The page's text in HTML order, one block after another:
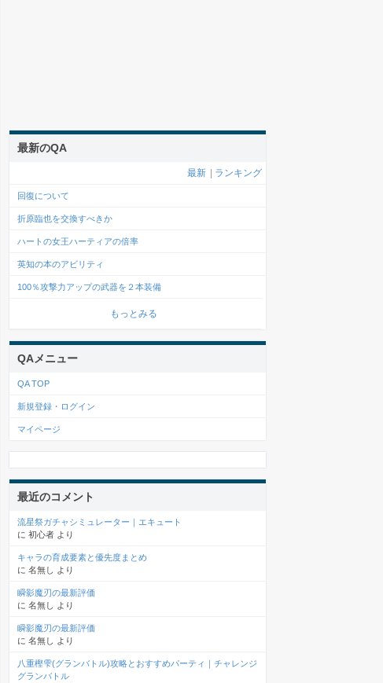
最新のQA
最新 ランキング
回復について
折原臨也を交換すべきか
ハートの女王ハーティアの倍率
英知の本のアビリティ
100％攻撃力アップの武器を２本装備
もっとみる
QAメニュー
QA TOP
新規登録・ログイン
マイページ
最近のコメント
流星祭ガチャシミュレーター｜エキュート
に 初心者 より
キャラの育成要素と優先度まとめ
に 名無し より
瞬影魔刃の最新評価
に 名無し より
瞬影魔刃の最新評価
に 名無し より
八重樫雫(グランバトル)攻略とおすすめパーティ｜チャレンジ
グランバトル